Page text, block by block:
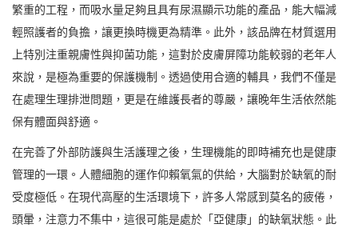
繁重的工程，而吸水量足夠且具有尿濕顯示功能的產品，能大幅減
輕照護者的負擔，讓更換時機更為精準。此外，該品牌在材質選用
上特別注重親膚性與抑菌功能，這對於皮膚屏障功能較弱的老年人
來說，是極為重要的保護機制。透過使用合適的輔具，我們不僅是
在處理生理排泄問題，更是在維護長者的尊嚴，讓晚年生活依然能
保有體面與舒適。
在完善了外部防護與生活護理之後，生理機能的即時補充也是健康
管理的一環。人體細胞的運作仰賴氧氣的供給，大腦對於缺氧的耐
受度極低。在現代高壓的生活環境下，許多人常感到莫名的疲倦，
頭暈，注意力不集中，這很可能是處於「亞健康」的缺氧狀態。此